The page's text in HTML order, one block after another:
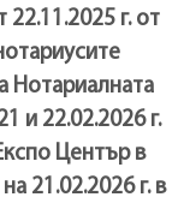
г. от
Нотариалната
и 22.02.2026 г.
Център в
21.02.2026 г. в